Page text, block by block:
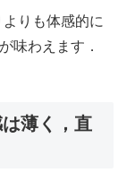
りも体感的に
味わえます．
薄く，直